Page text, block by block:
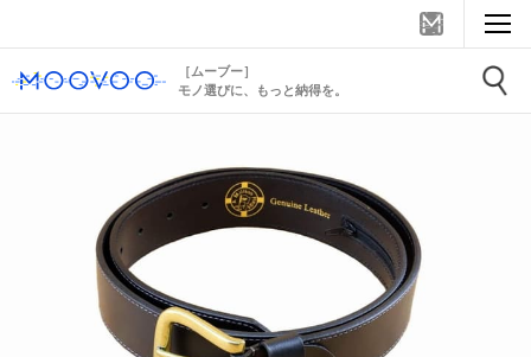
［ムーブー］
モノ選びに、もっと納得を。